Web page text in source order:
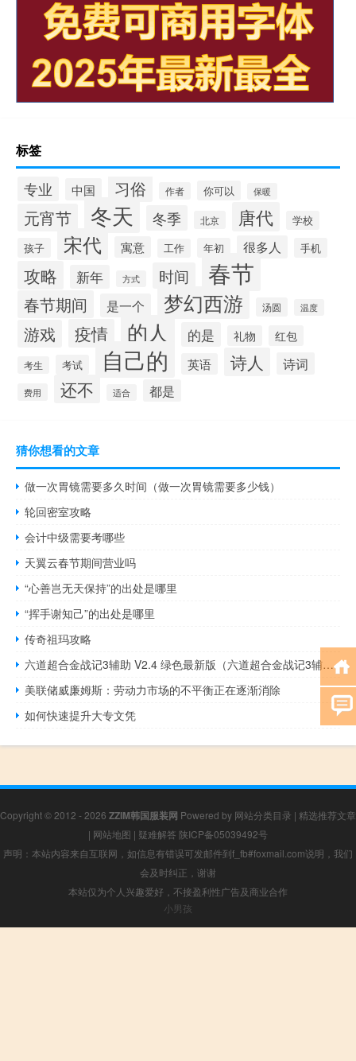
标签
专业 中国 习俗 作者 你可以 保暖
元宵节 冬天 冬季 北京 唐代 学校
孩子 宋代 寓意 工作 年初 很多人 手机
攻略 新年 方式 时间 春节
春节期间 是一个 梦幻西游 汤圆 温度
游戏 疫情 的人 的是 礼物 红包
考生 考试 自己的 英语 诗人 诗词
费用 还不 适合 都是
猜你想看的文章
做一次胃镜需要多久时间（做一次胃镜需要多少钱）
轮回密室攻略
会计中级需要考哪些
天翼云春节期间营业吗
“心善岂无天保持”的出处是哪里
“挥手谢知己”的出处是哪里
传奇祖玛攻略
六道超合金战记3辅助 V2.4 绿色最新版（六道超合金战记3辅助 V2.4 绿色最新版功能简介）
美联储威廉姆斯：劳动力市场的不平衡正在逐渐消除
如何快速提升大专文凭
Copyright © 2012 - 2026 ZZIM韩国服装网 Powered by 网站分类目录 | 精选推荐文章
| 网站地图 | 疑难解答 陕ICP备05039492号
声明：本站内容来自互联网，如信息有错误可发邮件到f_fb#foxmail.com说明，我们
会及时纠正，谢谢
本站仅为个人兴趣爱好，不接盈利性广告及商业合作
小男孩